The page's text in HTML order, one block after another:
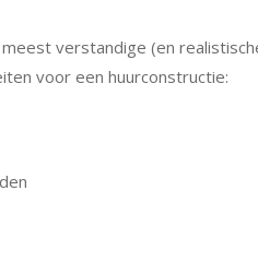
verstandige (en
voor een huurconstructie: